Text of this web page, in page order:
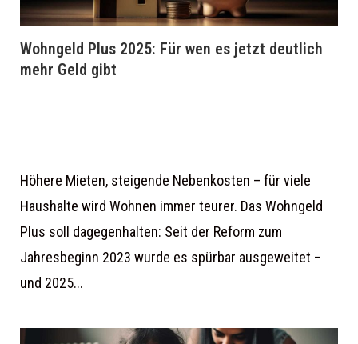
Wohngeld Plus 2025: Für wen es jetzt deutlich
mehr Geld gibt
Höhere Mieten, steigende Nebenkosten – für viele
Haushalte wird Wohnen immer teurer. Das Wohngeld
Plus soll dagegenhalten: Seit der Reform zum
Jahresbeginn 2023 wurde es spürbar ausgeweitet –
und 2025...